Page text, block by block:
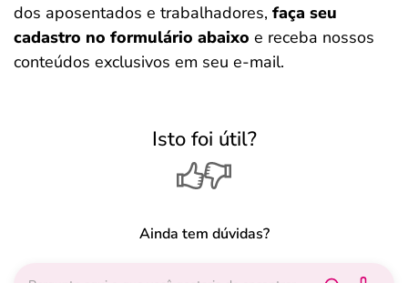
dos aposentados e trabalhadores, faça seu
cadastro no formulário abaixo e receba nossos
conteúdos exclusivos em seu e-mail.
Isto foi útil?
Ainda tem dúvidas?